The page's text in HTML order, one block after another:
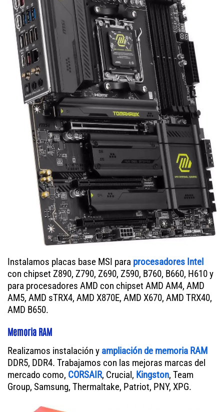
Instalamos placas base MSI para procesadores Intel
con chipset Z890, Z790, Z690, Z590, B760, B660, H610 y
para procesadores AMD con chipset AMD AM4, AMD
AM5, AMD sTRX4, AMD X870E, AMD X670, AMD TRX40,
AMD B650.
Memoria RAM
Realizamos instalación y ampliación de memoria RAM
DDR5, DDR4. Trabajamos con las mejoras marcas del
mercado como, CORSAIR, Crucial, Kingston, Team
Group, Samsung, Thermaltake, Patriot, PNY, XPG.